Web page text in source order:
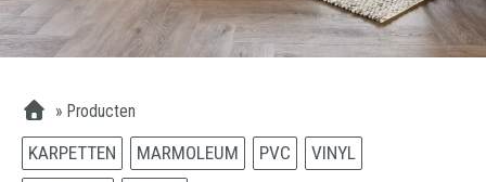
» Producten
KARPETTEN MARMOLEUM PVC
VINYL